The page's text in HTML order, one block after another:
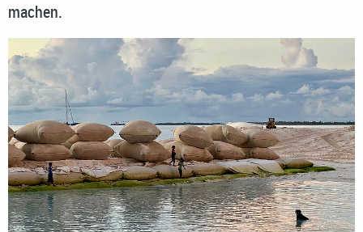
machen.